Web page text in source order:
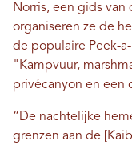
Norris, een gids van
organiseren ze de
de populaire Peek-
"Kampvuur,
privécanyon en een
“De nachtelijke
grenzen aan de